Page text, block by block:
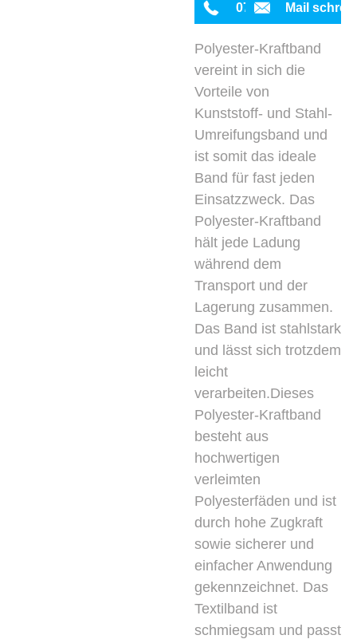
0711 342934-0
Mail
Polyester-Kraftband
vereint in sich die
Vorteile von
Kunststoff- und Stahl-
Umreifungsband und
ist somit das ideale
Band für fast jeden
Einsatzzweck. Das
Polyester-Kraftband
hält jede Ladung
während dem
Transport und der
Lagerung zusammen.
Das Band ist stahlstark
und lässt sich trotzdem
leicht
verarbeiten.Dieses
Polyester-Kraftband
besteht aus
hochwertigen
verleimten
Polyesterfäden und ist
durch hohe Zugkraft
sowie sicherer und
einfacher Anwendung
gekennzeichnet. Das
Textilband ist
schmiegsam und passt